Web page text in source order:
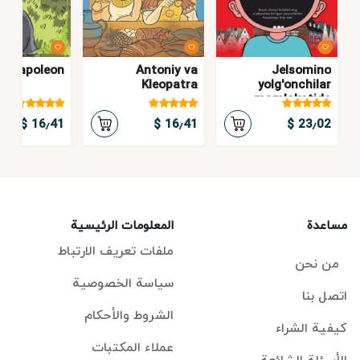
Jelsomino
yolg'onchilar
mamlakatida
23٫02 $
Antoniy va
Kleopatra
16٫41 $
Napoleon
16٫41 $
مساعدة
من نحن
اتصل بنا
كيفية الشراء
المعلومات الرئيسية
ملفات تعريف الارتباط
سياسة الخصوصية
الشروط والأحكام
عملاء المكتبات